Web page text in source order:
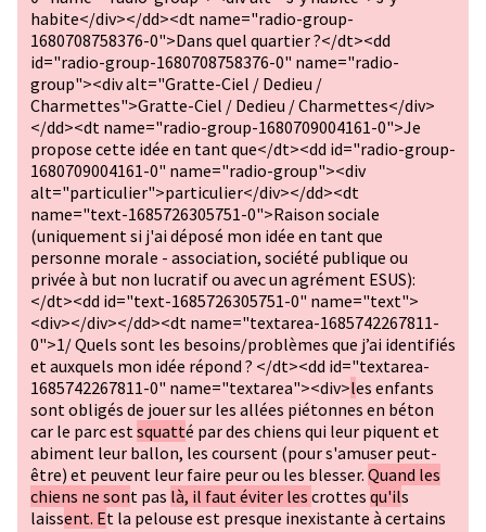
habite</div></dd><dt name="radio-group-
1680708758376-0">Dans quel quartier ?</dt><dd
id="radio-group-1680708758376-0" name="radio-
group"><div alt="Gratte-Ciel / Dedieu /
Charmettes">Gratte-Ciel / Dedieu / Charmettes</div>
</dd><dt name="radio-group-1680709004161-0">Je
propose cette idée en tant que</dt><dd id="radio-group-
1680709004161-0" name="radio-group"><div
alt="particulier">particulier</div></dd><dt
name="text-1685726305751-0">Raison sociale
(uniquement si j'ai déposé mon idée en tant que
personne morale - association, société publique ou
privée à but non lucratif ou avec un agrément ESUS):
</dt><dd id="text-1685726305751-0" name="text">
<div></div></dd><dt name="textarea-1685742267811-
0">1/ Quels sont les besoins/problèmes que j’ai identifiés
et auxquels mon idée répond ? </dt><dd id="textarea-
1685742267811-0" name="textarea"><div>les enfants
sont obligés de jouer sur les allées piétonnes en béton
car le parc estsquatté par des chiens qui leur piquent et
abiment leur ballon, les coursent (pour s'amuser peut-
être) et peuvent leur faire peur ou les blesser. Quand les
chiens ne sont pas là, il faut éviter les crottes qu'ils
laissent. Et la pelouse est presque inexistante à certains